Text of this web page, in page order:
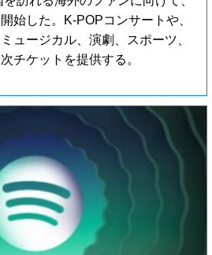
始した。K-POPコンサートや、
ュージカル、演劇、スポーツ、
チケットを提供する。